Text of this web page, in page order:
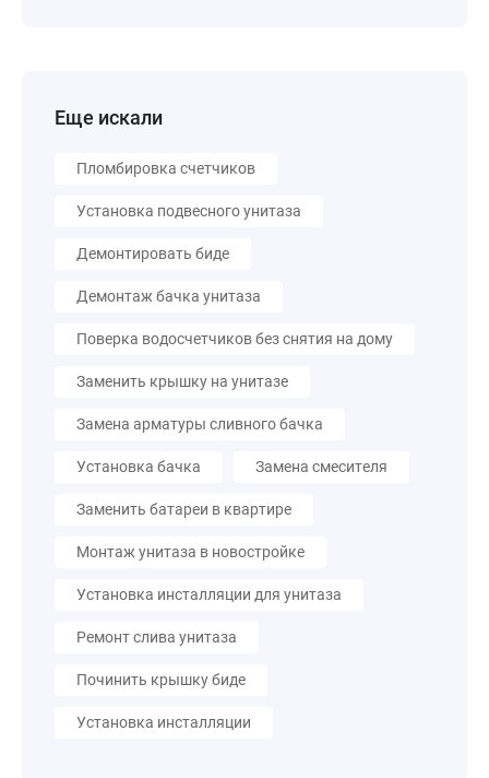
Еще искали
Пломбировка счетчиков
Установка подвесного унитаза
Демонтировать биде
Демонтаж бачка унитаза
Поверка водосчетчиков без снятия на дому
Заменить крышку на унитазе
Замена арматуры сливного бачка
Установка бачка Замена смесителя
Заменить батареи в квартире
Монтаж унитаза в новостройке
Установка инсталляции для унитаза
Ремонт слива унитаза
Починить крышку биде
Установка инсталляции